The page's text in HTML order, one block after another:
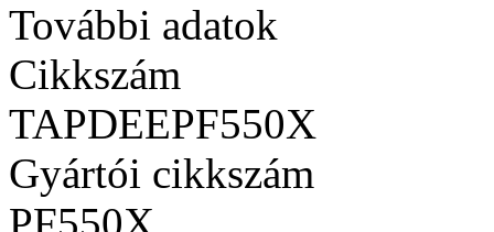
További adatok
Cikkszám
TAPDEEPF550X
Gyártói cikkszám